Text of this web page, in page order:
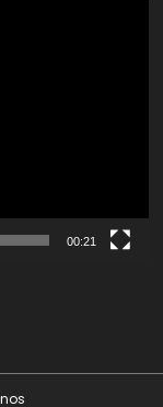
00:21